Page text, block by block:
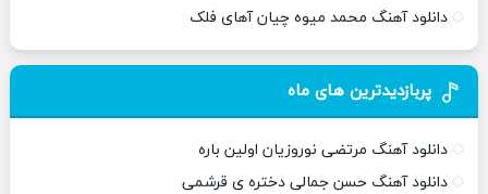
دانلود آهنگ محمد میوه چیان آهای فلک
پربازدیدترین های ماه
دانلود آهنگ مرتضی نوروزیان اولین باره
دانلود آهنگ حسن جمالی دختره ی قرشمی